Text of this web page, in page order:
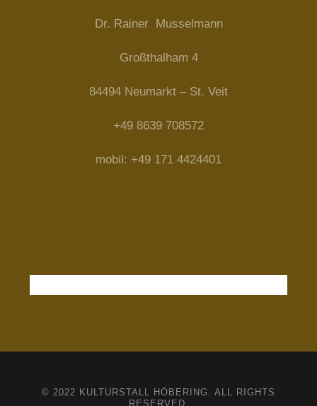
Dr. Rainer Musselmann
Großthalham 4
84494 Neumarkt – St. Veit
+49 8639 708572
mobil: +49 171 4424401
© 2022 KULTURSTALL HÖBERING. ALL RIGHTS
RESERVED.